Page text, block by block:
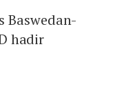
Baswedan-
hadir